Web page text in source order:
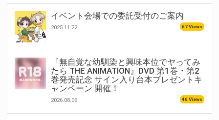
イベント会場での委託受付のご案内
2025.11.22 67 Views
『無自覚な幼馴染と興味本位でヤってみ
たら THE ANIMATION』DVD 第1巻・第2
巻発売記念 サイン入り台本プレゼントキ
ャンペーン 開催！
2026.08.06 46 Views